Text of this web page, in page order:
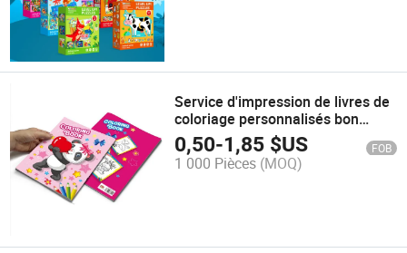
Service d'impression de livres de
coloriage personnalisés bon
marché pour enfants et adultes,
livres d'activités, jouets éducatifs
0,50-1,85 $US FOB
1 000 Pièces (MOQ)